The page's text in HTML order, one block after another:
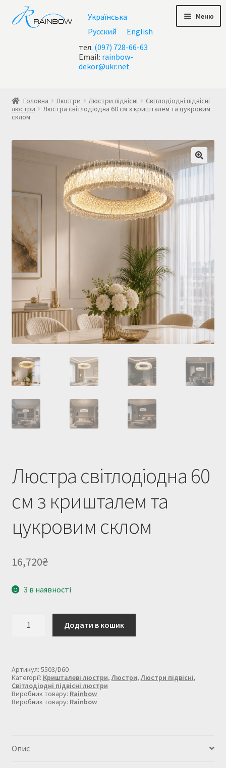
Перейти
до
навігації
Перейти
до
контенту
Українська
Русский
English
тел. (097) 728-66-63
Email: rainbow-
dekor@ukr.net
Меню
Checkout
test geo ip
Контакти
Кошик
Купити люстру в Україна
Мій аккаунт
Магазин
Політика повернення
Про нас
Розрахунок та доставка
Усi люстри
Головна Люстри Люстри підвісні
Світлодіодні підвісні
люстри
Люстра світлодіодна 60 см з кришталем та цукровим
склом
Люстра світлодіодна 60
см з кришталем та
цукровим склом
16,720₴
3 в наявності
світлодіодна
кришталем
та
цукровим
склом
кількість
Додати в кошик
Артикул: 5503/D60
Категорії: Кришталеві люстри, Люстри, Люстри підвісні,
Світлодіодні підвісні люстри
Виробник товару: Rainbow
Виробник товару: Rainbow
Опис